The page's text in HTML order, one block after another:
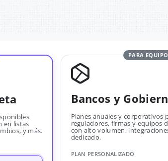
en listas
y más.
PARA
Bancos y
Planes anuales y corporativos
reguladores, firmas y equipos
con alto volumen,
dedicado.
PLAN PERSONALIZADO